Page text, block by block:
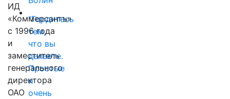
"Гордитесь
тем,
что вы
делаете.
Простые
и
очень
ИД
«Коммерсантъ»
с 1996 года
и
заместитель
генерального
директора
ОАО